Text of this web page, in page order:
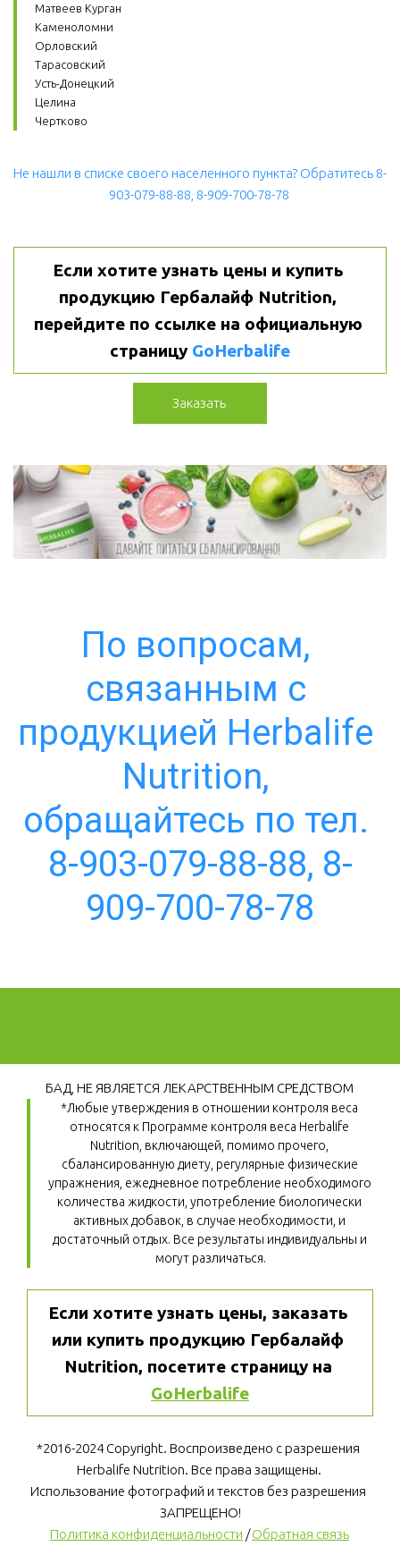
Матвеев Курган
Каменоломни
Орловский
Тарасовский
Усть-Донецкий
Целина
Чертково
Не нашли в списке своего населенного пункта? Обратитесь 8-
903-079-88-88, 8-909-700-78-78
Если хотите узнать цены и купить
продукцию Гербалайф Nutrition,
перейдите по ссылке на официальную
страницу GoHerbalife
Заказать
По вопросам,
связанным с
продукцией Herbalife
Nutrition,
обращайтесь по тел.
8-903-079-88-88, 8-
909-700-78-78
БАД, НЕ ЯВЛЯЕТСЯ ЛЕКАРСТВЕННЫМ СРЕДСТВОМ
*Любые утверждения в отношении контроля веса
относятся к Программе контроля веса Herbalife
Nutrition, включающей, помимо прочего,
сбалансированную диету, регулярные физические
упражнения, ежедневное потребление необходимого
количества жидкости, употребление биологически
активных добавок, в случае необходимости, и
достаточный отдых. Все результаты индивидуальны и
могут различаться.
Если хотите узнать цены, заказать
или купить продукцию Гербалайф
GoHerbalife
*2016-2024 Copyright. Воспроизведено с разрешения
Herbalife Nutrition. Все права защищены.
Использование фотографий и текстов без разрешения
ЗАПРЕЩЕНО!
Политика конфиденциальности / Обратная связь